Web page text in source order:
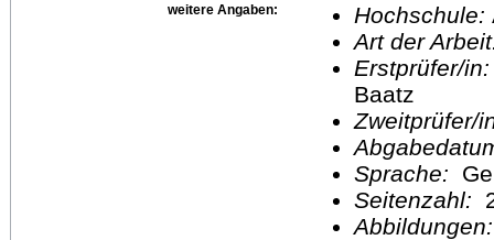
weitere Angaben: Hochschule:
Art der
Erstprüfer/
Baatz
Sprache:
Seitenzahl: